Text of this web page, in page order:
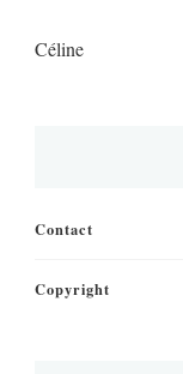
Céline
Contact
Copyright